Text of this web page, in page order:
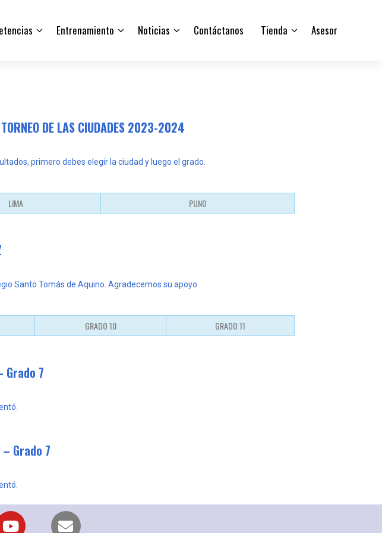
Entrenamiento Noticias Contáctanos Tienda Asesor
TORNEO DE LAS CIUDADES 2023-2024
primero debes elegir la ciudad y luego el grado.
LIMA PUNO
Santo Tomás de Aquino. Agradecemos su apoyo.
GRADO 10 GRADO 11
Grado 7
Grado 7